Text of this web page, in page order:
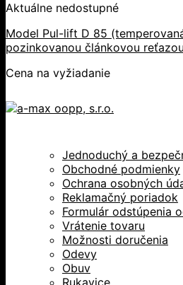
Aktuálne nedostupné
Model Pul-lift D 85
pozinkovanou článkovou
Cena na vyžiadanie
Jednoduchý a
Obchodné podmienky
Ochrana osobných
Reklamačný poriadok
Formulár odstúpenia
Vrátenie tovaru
Možnosti doručenia
Odevy
Obuv